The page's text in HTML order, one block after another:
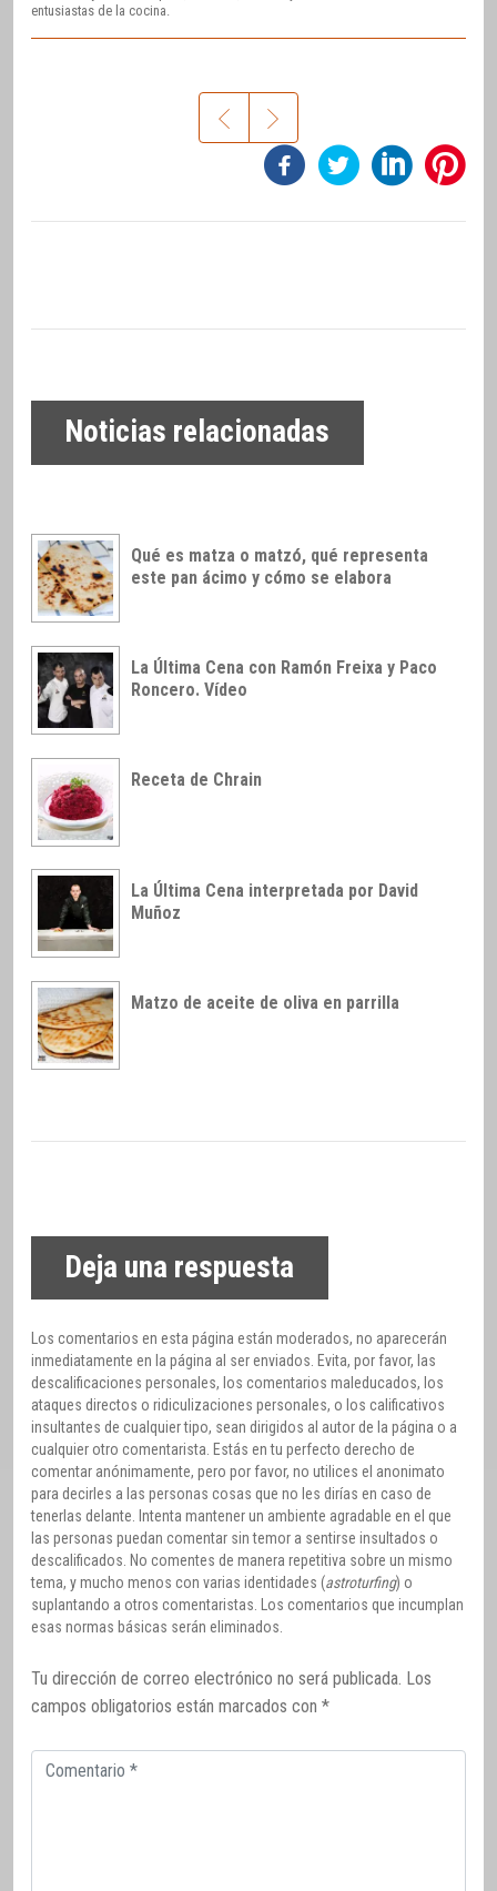
entusiastas de la cocina.
Noticias relacionadas
Qué es matza o matzó, qué representa
este pan ácimo y cómo se elabora
La Última Cena con Ramón Freixa y Paco
Roncero. Vídeo
Receta de Chrain
La Última Cena interpretada por David
Muñoz
Matzo de aceite de oliva en parrilla
Deja una respuesta
Los comentarios en esta página están moderados, no aparecerán
inmediatamente en la página al ser enviados. Evita, por favor, las
descalificaciones personales, los comentarios maleducados, los
ataques directos o ridiculizaciones personales, o los calificativos
insultantes de cualquier tipo, sean dirigidos al autor de la página o a
cualquier otro comentarista. Estás en tu perfecto derecho de
comentar anónimamente, pero por favor, no utilices el anonimato
para decirles a las personas cosas que no les dirías en caso de
tenerlas delante. Intenta mantener un ambiente agradable en el que
las personas puedan comentar sin temor a sentirse insultados o
descalificados. No comentes de manera repetitiva sobre un mismo
tema, y mucho menos con varias identidades (astroturfing) o
suplantando a otros comentaristas. Los comentarios que incumplan
esas normas básicas serán eliminados.
Tu dirección de correo electrónico no será publicada. Los
campos obligatorios están marcados con *
Comentario